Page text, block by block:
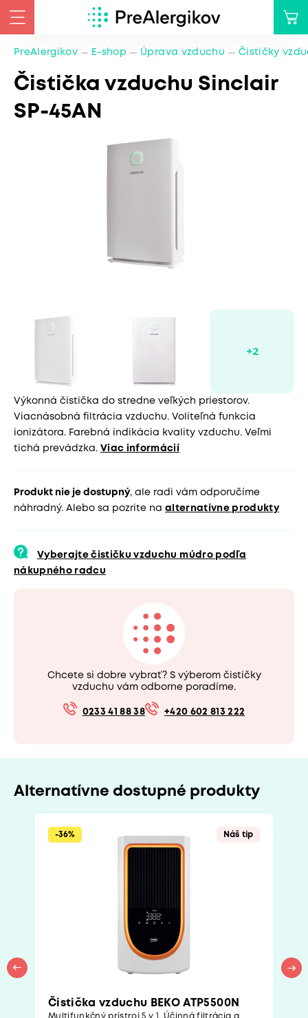
PreAlergikov E-shop Úprava vzduchu Čističky
Čistička vzduchu Sinclair
SP-45AN
Výkonná čistička do stredne veľkých priestorov.
Viacnásobná filtrácia vzduchu. Voliteľná funkcia
ionizátora. Farebná indikácia kvality vzduchu. Veľmi
tichá prevádzka. Viac informácií
Produkt nie je dostupný, ale radi vám odporučíme
náhradný. Alebo sa pozrite na alternatívne produkty
Vyberajte čističku vzduchu múdro podľa
nákupného radcu
Chcete si dobre vybrať? S výberom čističky
vzduchu vám odborne poradíme.
0233 41 88 38 +420 602 813 222
Alternatívne dostupné produkty
-36% Náš tip
Čistička vzduchu BEKO ATP5500N
Multifunkčný prístroj 5 v 1. Účinná filtrácia a